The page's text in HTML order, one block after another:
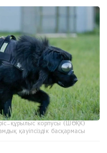
құрылыс корпусы (ШӨҚК)
қауіпсіздік басқармасы